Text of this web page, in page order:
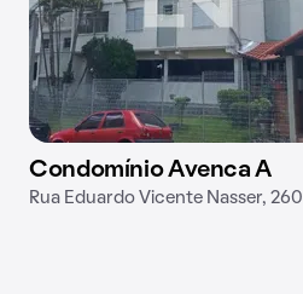
Condomínio Avenca A
Rua Eduardo Vicente Nasser, 260